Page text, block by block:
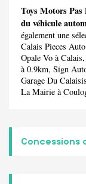
Toys Motors Pas
du véhicule
également une
Calais Pieces
Opale Vo à Calais,
à 0.9km, Sign
Garage Du Calaisis
La Mairie à
Concessions